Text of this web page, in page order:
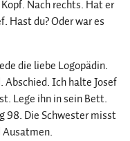
Nach rechts. Hat er
Hast du? Oder war es
die liebe Logopädin.
Abschied. Ich halte Josef
Lege ihn in sein Bett.
98. Die Schwester misst
Ausatmen.